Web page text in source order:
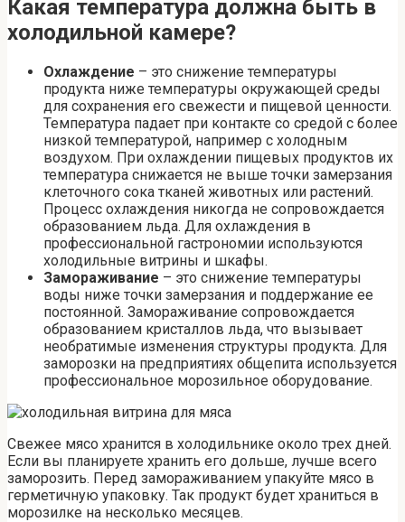
Какая температура должна быть в
холодильной камере?
Охлаждение – это снижение температуры
продукта ниже температуры окружающей среды
для сохранения его свежести и пищевой ценности.
Температура падает при контакте со средой с более
низкой температурой, например с холодным
воздухом. При охлаждении пищевых продуктов их
температура снижается не выше точки замерзания
клеточного сока тканей животных или растений.
Процесс охлаждения никогда не сопровождается
образованием льда. Для охлаждения в
профессиональной гастрономии используются
холодильные витрины и шкафы.
Замораживание – это снижение температуры
воды ниже точки замерзания и поддержание ее
постоянной. Замораживание сопровождается
образованием кристаллов льда, что вызывает
необратимые изменения структуры продукта. Для
заморозки на предприятиях общепита используется
профессиональное морозильное оборудование.
Свежее мясо хранится в холодильнике около трех дней.
Если вы планируете хранить его дольше, лучше всего
заморозить. Перед замораживанием упакуйте мясо в
герметичную упаковку. Так продукт будет храниться в
морозилке на несколько месяцев.